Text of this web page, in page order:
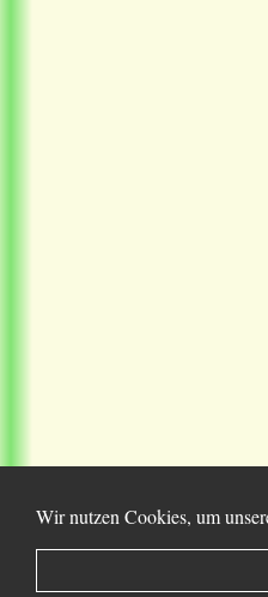
Wir nutzen Cookies, um